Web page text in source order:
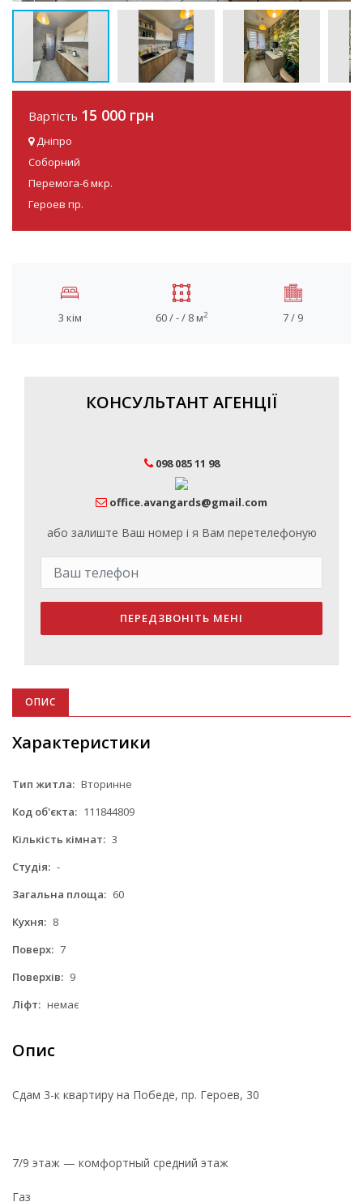
Вартість 15 000 грн
Дніпро
Соборний
Перемога-6 мкр.
Героев пр.
3 кім 60 / - / 8 м2 7 / 9
КОНСУЛЬТАНТ АГЕНЦІЇ
098 085 11 98
office.avangards@gmail.com
або залиште Ваш номер і я Вам перетелефоную
ПЕРЕДЗВОНІТЬ МЕНІ
ОПИС
Характеристики
Тип житла: Вторинне
Код об'єкта: 111844809
Кількість кімнат: 3
Студія: -
Загальна площа: 60
Кухня: 8
Поверх: 7
Поверхів: 9
Ліфт: немає
Опис
Сдам 3-к квартиру на Победе, пр. Героев, 30
7/9 этаж — комфортный средний этаж
Газ